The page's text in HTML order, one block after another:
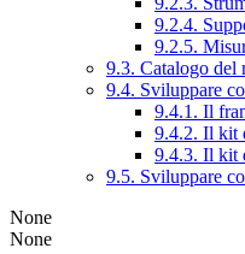
9.2.4.
9.2.5.
9.3. Catalogo del
9.4. Sviluppare
9.4.1. Il
9.4.2. Il kit
9.4.3. Il kit
9.5. Sviluppare
None
None